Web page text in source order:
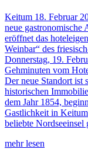
Keitum 18. Februar
neue gastronomische
eröffnet das
Weinbar“ des
Donnerstag, 19.
Gehminuten vom
Der neue Standort ist
historischen
dem Jahr 1854,
Gastlichkeit in
beliebte Nordseeinsel
mehr lesen